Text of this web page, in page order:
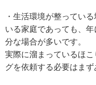
・生活環境が整ってい
いる家庭であっても、
分な場合が多いです。
実際に溜まっているほ
グを依頼する必要はまず